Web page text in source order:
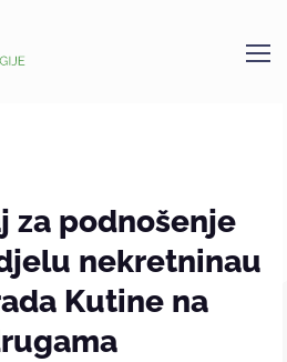
za podnošenje
nekretninau
Kutine na